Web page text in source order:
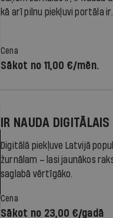
kā arī pilnu piekļuvi portāla
Cena
Sākot no 11,00 €/mēn.
IR NAUDA DIGITĀLAIS
Digitālā piekļuve Latvijā
žurnālam – lasi jaunākos
saglabā vērtīgāko.
Cena
Sākot no 23,00 €/gadā